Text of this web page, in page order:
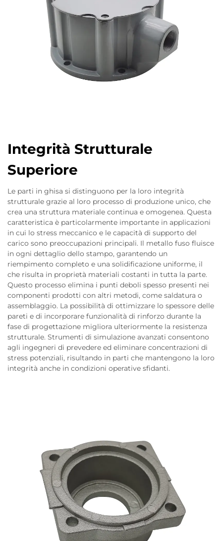
Integrità Strutturale
Superiore
Le parti in ghisa si distinguono per la loro integrità
strutturale grazie al loro processo di produzione unico, che
crea una struttura materiale continua e omogenea. Questa
caratteristica è particolarmente importante in applicazioni
in cui lo stress meccanico e le capacità di supporto del
carico sono preoccupazioni principali. Il metallo fuso fluisce
in ogni dettaglio dello stampo, garantendo un
riempimento completo e una solidificazione uniforme, il
che risulta in proprietà materiali costanti in tutta la parte.
Questo processo elimina i punti deboli spesso presenti nei
componenti prodotti con altri metodi, come saldatura o
assemblaggio. La possibilità di ottimizzare lo spessore delle
pareti e di incorporare funzionalità di rinforzo durante la
fase di progettazione migliora ulteriormente la resistenza
strutturale. Strumenti di simulazione avanzati consentono
agli ingegneri di prevedere ed eliminare concentrazioni di
stress potenziali, risultando in parti che mantengono la loro
integrità anche in condizioni operative sfidanti.